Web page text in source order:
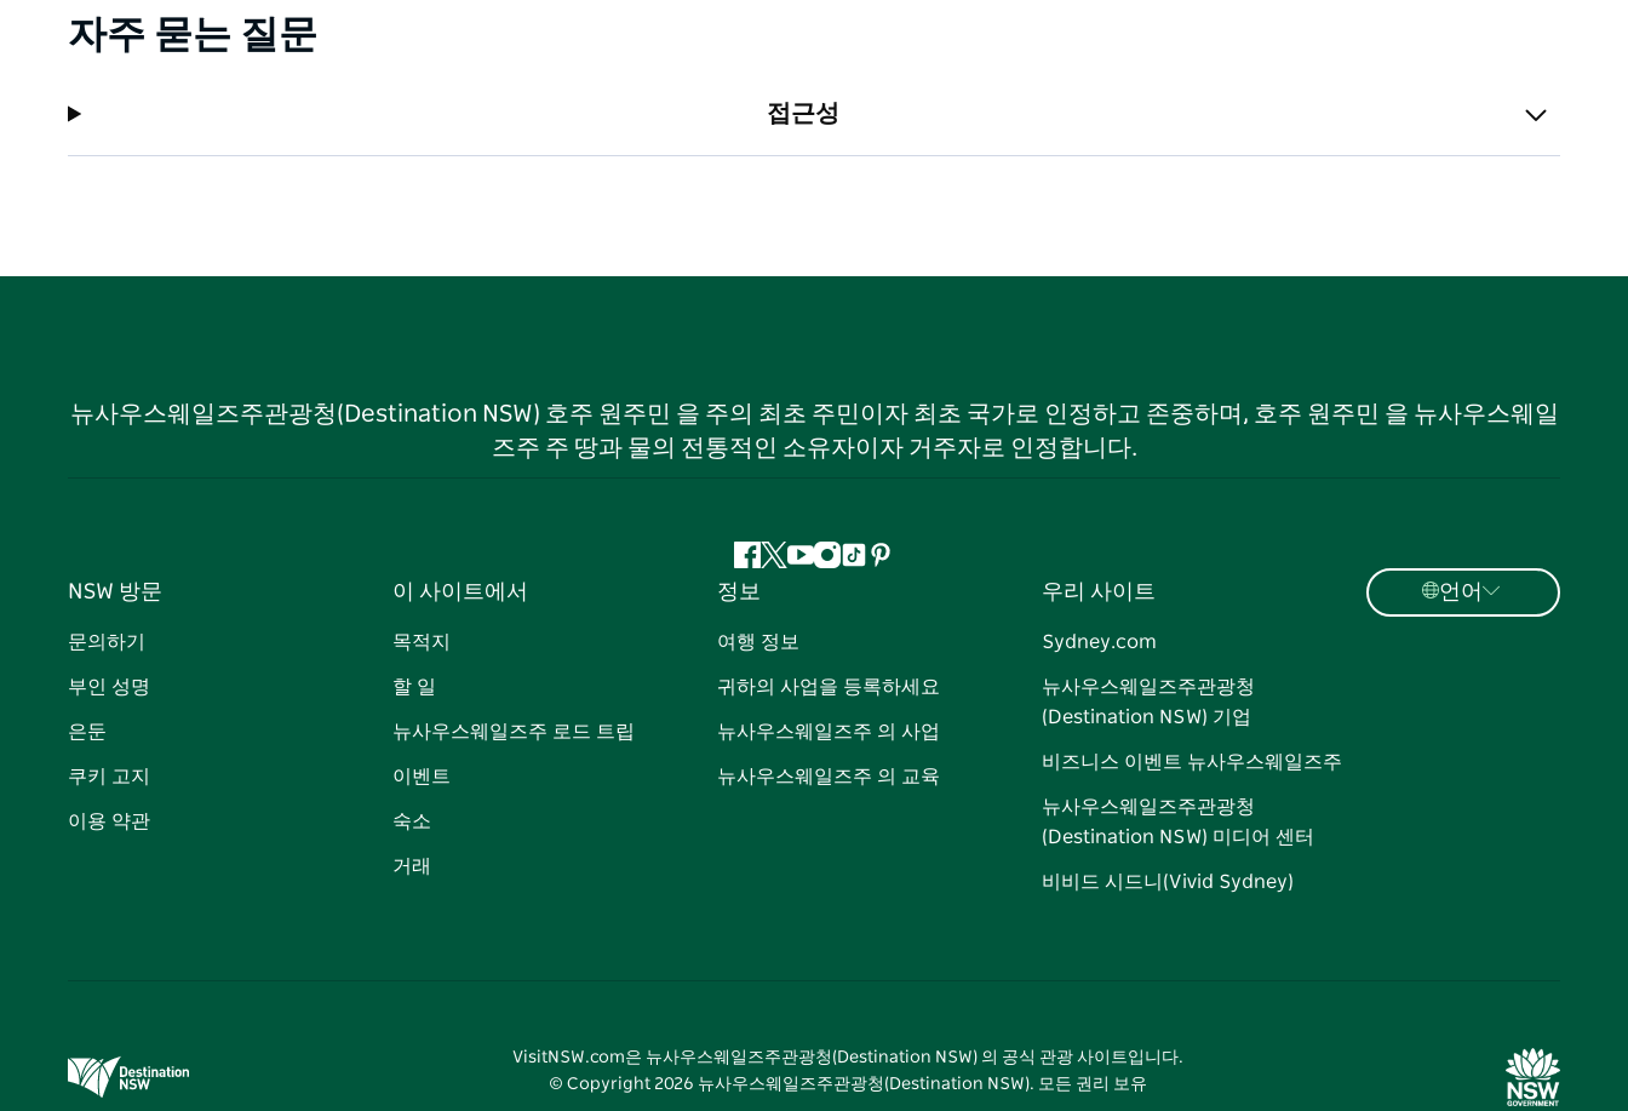
자주 묻는 질문
접근성
뉴사우스웨일즈주관광청(Destination NSW) 호주 원주민 을 주의 최초 주민이자 최초 국가로 인정하고 존중하며, 호주 원주민 을 뉴사우스웨일
즈주 주 땅과 물의 전통적인 소유자이자 거주자로 인정합니다.
페
이
북
지
다
유 인
램
틱
핀
트
NSW 방문
문의하기
부인 성명
은둔
쿠키 고지
이용 약관
이 사이트에서
목적지
할 일
뉴사우스웨일즈주 로드 트립
이벤트
숙소
거래
정보
여행 정보
귀하의 사업을 등록하세요
뉴사우스웨일즈주 의 사업
뉴사우스웨일즈주 의 교육
우리 사이트
Sydney.com
뉴사우스웨일즈주관광청
(Destination NSW) 기업
비즈니스 이벤트 뉴사우스웨일즈주
뉴사우스웨일즈주관광청
(Destination NSW) 미디어 센터
비비드 시드니(Vivid Sydney)
언어
VisitNSW.com은 뉴사우스웨일즈주관광청(Destination NSW) 의 공식 관광 사이트입니다.
© Copyright 2026 뉴사우스웨일즈주관광청(Destination NSW). 모든 권리 보유